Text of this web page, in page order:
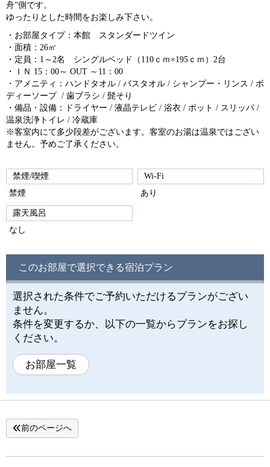
舟”側です。
ゆったりとした時間をお楽しみ下さい。
・お部屋タイプ：本館 スタンダードツイン
・面積：26㎡
・定員：1～2名 シングルベッド（110ｃｍ×195ｃｍ）2台
・ＩＮ 15：00～ OUT ～11：00
・アメニティ：ハンドタオル / バスタオル / シャンプー・リンス / ボ
ディーソープ / 歯ブラシ / 髭そり
・備品・設備：ドライヤー / 液晶テレビ / 浴衣 / ポット / スリッパ /
温泉洗浄トイレ / 冷蔵庫
※客室内にて多少段差がございます。客室のお湯は温泉ではござい
ません。予めご了承ください。
禁煙/喫煙
禁煙
Wi-Fi
あり
露天風呂
なし
このお部屋で選択できる宿泊プラン
選択された条件でご予約いただけるプランがござい
ません。
条件を変更するか、以下の一覧からプランをお探し
ください。
お部屋一覧
前のページへ